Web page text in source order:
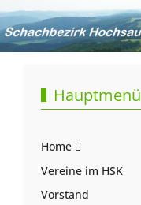
Hauptmenü
Home
Vereine im HSK
Vorstand